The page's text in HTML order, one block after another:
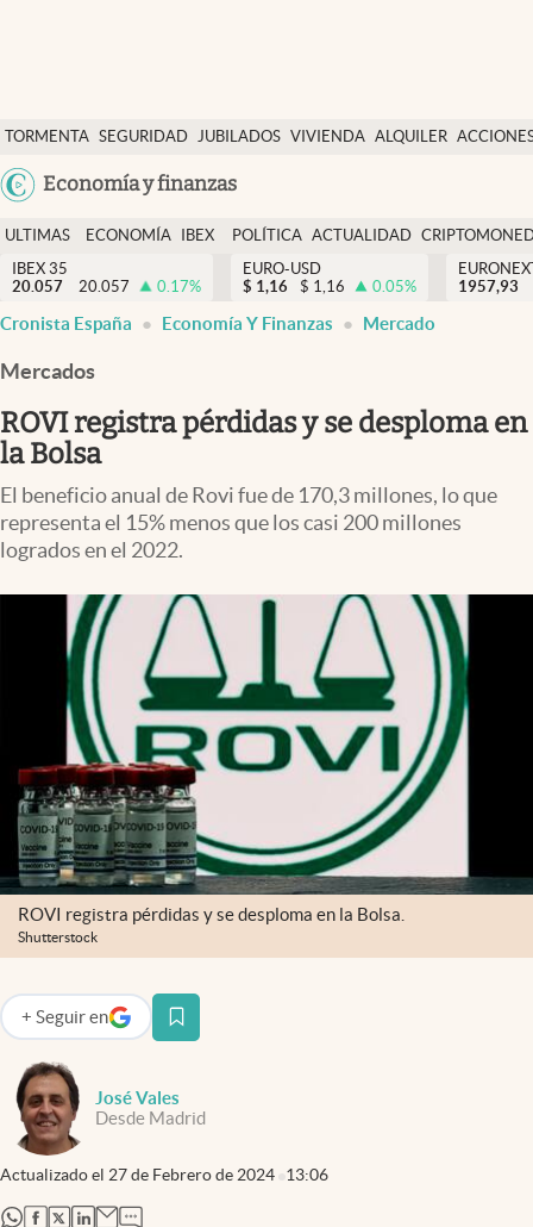
TORMENTA SEGURIDAD JUBILADOS VIVIENDA ALQUILER
USA
Economía y finanzas
Economía y finanzas
Política
Actualidad
Criptomonedas
España
ULTIMAS
NOTICIAS
ECONOMÍA
FINANZAS
IBEX
EURO
POLÍTICA ACTUALIDAD
IBEX 35
20.057
20.057 0.17%
EURO-USD
$ 1,16 $ 1,16 0.05%
1957,93
Cronista España Economía Y Finanzas Mercado
Mercados
ROVI registra pérdidas y se desploma en
la Bolsa
El beneficio anual de Rovi fue de 170,3 millones, lo que
representa el 15% menos que los casi 200 millones
logrados en el 2022.
ROVI registra pérdidas y se desploma en la Bolsa.
Shutterstock
José Vales
Desde Madrid
Actualizado el 27 de Febrero de 2024 13:06
+ Seguir en
abre en nueva pestaña
abre en nueva pestaña
abre en nueva pestaña
abre en nueva pestaña
abre en nueva pestaña